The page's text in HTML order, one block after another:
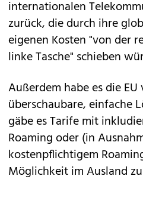
internationalen
zurück, die durch ihre
eigenen Kosten "von der
linke Tasche" schieben
Außerdem habe es die
überschaubare, einfache
gäbe es Tarife mit
Roaming oder (in
kostenpflichtigem
Möglichkeit im Ausland